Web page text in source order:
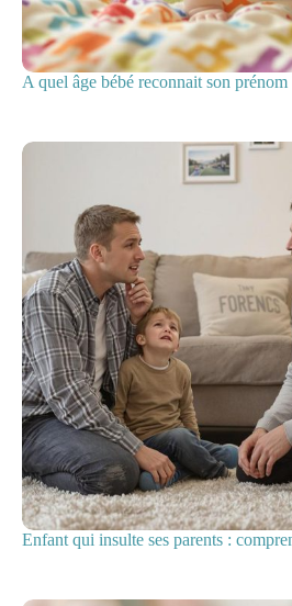
A quel âge bébé reconnait son prénom
Enfant qui insulte ses parents :